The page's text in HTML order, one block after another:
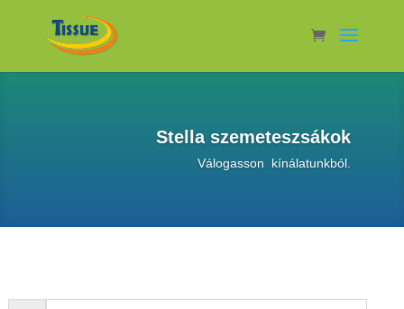
Stella szemeteszsákok
Válogasson kínálatunkból.